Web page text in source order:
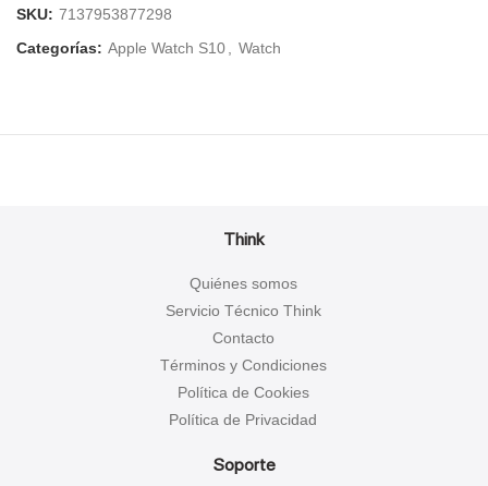
SKU: 7137953877298
Categorías: Apple Watch S10 Watch
Think
Quiénes somos
Servicio Técnico Think
Contacto
Términos y Condiciones
Política de Cookies
Política de Privacidad
Soporte